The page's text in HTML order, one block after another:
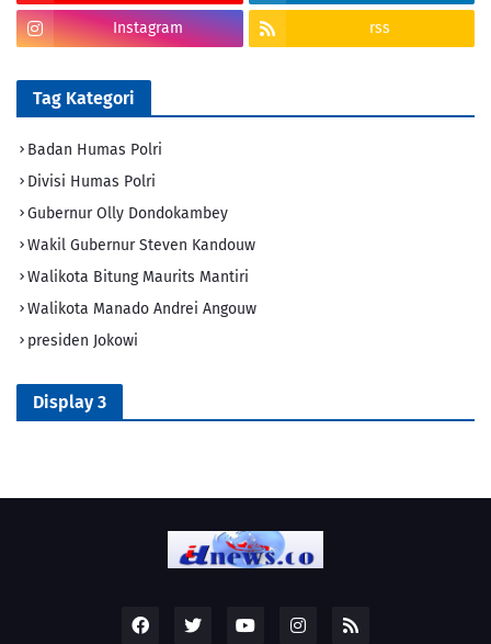
Instagram rss
Tag Kategori
Badan Humas Polri
Divisi Humas Polri
Gubernur Olly Dondokambey
Wakil Gubernur Steven Kandouw
Walikota Bitung Maurits Mantiri
Walikota Manado Andrei Angouw
presiden Jokowi
Display 3